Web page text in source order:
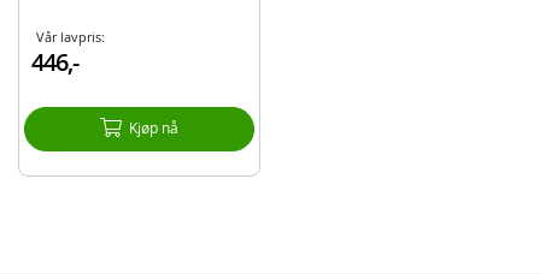
Vår lavpris:
446,-
Kjøp nå